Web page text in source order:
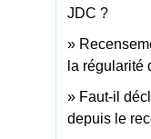
JDC ?
la régularité
Faut-il
depuis le